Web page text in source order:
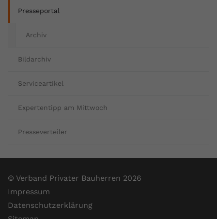
Presseportal
Archiv
Bildarchiv
Serviceartikel
Expertentipp am Mittwoch
Presseverteiler
© Verband Privater Bauherren 2026
Impressum
Datenschutzerklärung